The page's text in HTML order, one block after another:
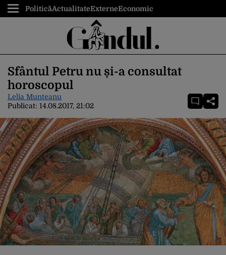
PoliticăActualitateExterneEconomic
Sfântul Petru nu și-a consultat
horoscopul
Lelia Munteanu
Publicat: 14.08.2017, 21:02